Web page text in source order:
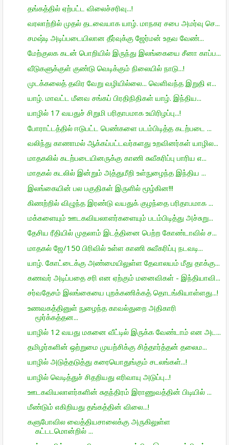
தங்கத்தில் ஏற்பட்ட விலைச்சரிவு...!
வரலாற்றில் முதல் தடவையாக யாழ். மாநகர சபை அமர்வு செ...
சமஷ்டி அடிப்படையிலான தீர்வுக்கு ஜேர்மன் உதவ வேண்...
மேற்குலக கடன் பொறியில் இருந்து இலங்கையை சீனா காப்ப...
வீடுகளுக்குள் குண்டு வெடிக்கும் நிலையில் நாடு...!
முடக்கலைத் தவிர வேறு வழியில்லை... வெளிவந்த இறுதி எ...
யாழ். மாவட்ட மீனவ சங்கப் பிரதிநிதிகள் யாழ். இந்திய...
யாழில் 17 வயதுச் சிறுமி பரிதாபமாக உயிரிழப்பு...!
போராட்டத்தில் ஈடுபட்ட பெண்களை படம்பிடித்த கடற்படை ...
வலிந்து காணாமல் ஆக்கப்பட்டவர்களது உறவினர்கள் யாழில...
மாதகலில் கடற்படையினருக்கு காணி சுவீகரிப்பு பாரிய எ...
மாதகல் கடலில் இன்றும் அத்துமீறி உள்நுழைந்த இந்திய ...
இலங்கையின் பல பகுதிகள் இருளில் மூழ்கின!!!
கிணற்றில் விழுந்த இரண்டு வயதுக் குழந்தை பரிதாபமாக ...
மக்களையும் ஊடகவியலாளர்களையும் படம்பிடித்து அச்சுறு...
தேசிய ரீதியில் முதலாம் இடத்தினை பெற்ற கோண்டாவில் ச...
மாதகல் ஜே/150 பிரிவில் உள்ள காணி சுவீகரிப்பு நடவடி...
யாழ். கோட்டைக்கு அண்மையிலுள்ள தேவாலயம் மீது தாக்கு...
கணவர் அடிப்பதை சரி என ஏற்கும் மனைவிகள் - இந்தியாவி...
சர்வதேசம் இலங்கையை புறக்கணிக்கத் தொடங்கியாள்ளது...!
உணவகத்தினுள் நுழைந்த காவல்துறை அதிகாரி
மூர்க்கத்தன...
யாழில் 12 வயது மகனை வீட்டில் இருக்க வேண்டாம் என அட...
தமிழர்களின் ஒற்றுமை முயற்சிக்கு சித்தார்த்தன் தலைம...
யாழில் அடுத்தடுத்து கரையொதுங்கும் சடலங்கள்...!
யாழில் வெடித்துச் சிதறியது எரிவாயு அடுப்பு...!
ஊடகவியலாளர்களின் சுதந்திரம் இராணுவத்தின் பிடியில் ...
மீண்டும் எகிறியது தங்கத்தின் விலை...!
களுபோவில வைத்தியசாலைக்கு அருகிலுள்ள
கட்டடமொன்றில் ...